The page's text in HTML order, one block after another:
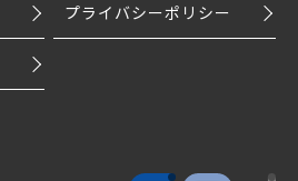
プライバシーポリシー